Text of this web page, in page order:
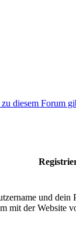
diesem Forum
und
mit der Website